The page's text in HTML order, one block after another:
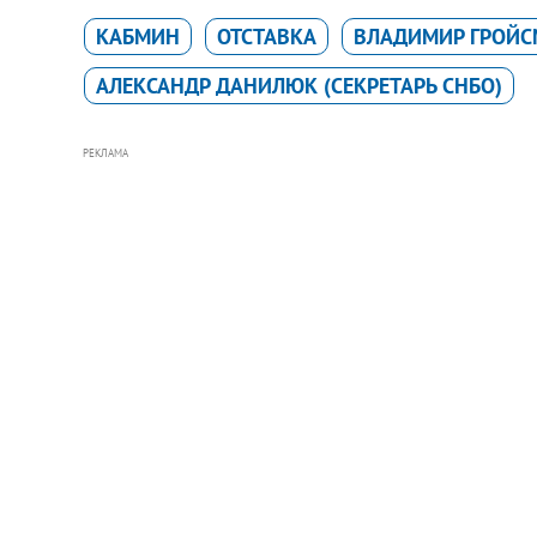
КАБМИН ОТСТАВКА
ВЛАДИМИР
АЛЕКСАНДР ДАНИЛЮК (СЕКРЕТАРЬ СНБО)
РЕКЛАМА